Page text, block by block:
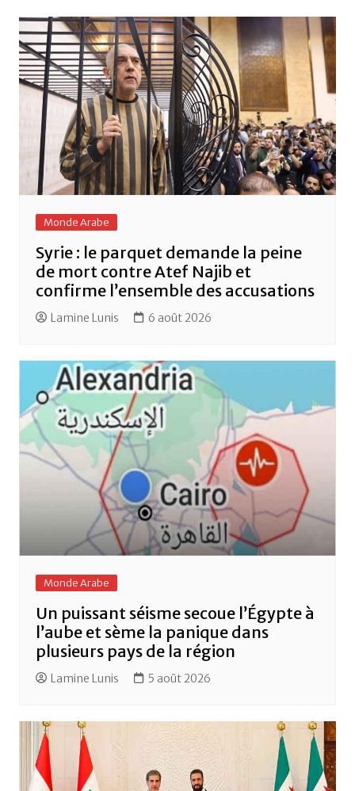
o
k
p
Monde Arabe
Syrie : le parquet demande la peine
de mort contre Atef Najib et
confirme l’ensemble des accusations
Lamine Lunis 6 août 2026
Monde Arabe
Un puissant séisme secoue l’Égypte à
l’aube et sème la panique dans
plusieurs pays de la région
Lamine Lunis 5 août 2026